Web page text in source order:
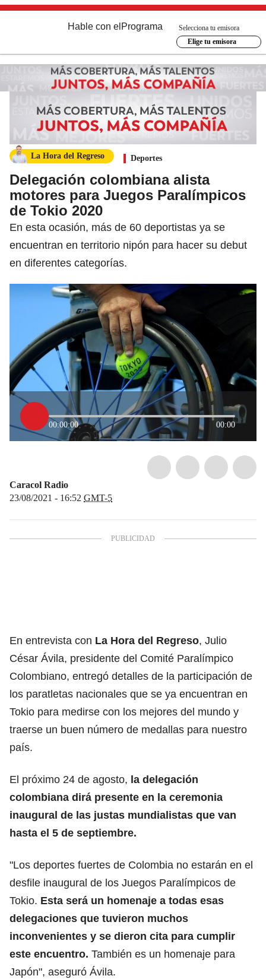
Hable con el Programa
Selecciona tu emisora
Elige tu emisora
La Hora del Regreso Deportes
Delegación colombiana alista
motores para Juegos Paralímpicos
de Tokio 2020
En esta ocasión, más de 60 deportistas ya se
encuentran en territorio nipón para hacer su debut
en diferentes categorías.
00:00:00 00:00
Caracol Radio
23/08/2021 - 16:52 GMT-5
En entrevista con La Hora del Regreso, Julio
César Ávila, presidente del Comité Paralímpico
Colombiano, entregó detalles de la participación de
los paratletas nacionales que se ya encuentran en
Tokio para medirse con los mejores del mundo y
traerse un buen número de medallas para nuestro
país.
El próximo 24 de agosto, la delegación
colombiana dirá presente en la ceremonia
inaugural de las justas mundialistas que van
hasta el 5 de septiembre.
"Los deportes fuertes de Colombia no estarán en el
desfile inaugural de los Juegos Paralímpicos de
Tokio. Esta será un homenaje a todas esas
delegaciones que tuvieron muchos
inconvenientes y se dieron cita para cumplir
este encuentro. También es un homenaje para
Japón", aseguró Ávila.